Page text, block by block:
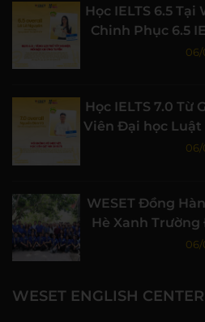
Học IELTS 6.5 Tại
Chinh Phục 6.5
Học
06/
Học IELTS 7.0 Từ
Viên Đại học Luật
06/
WESET Đồng
Hè Xanh
nhiên,
06/
WESET ENGLISH CENTER